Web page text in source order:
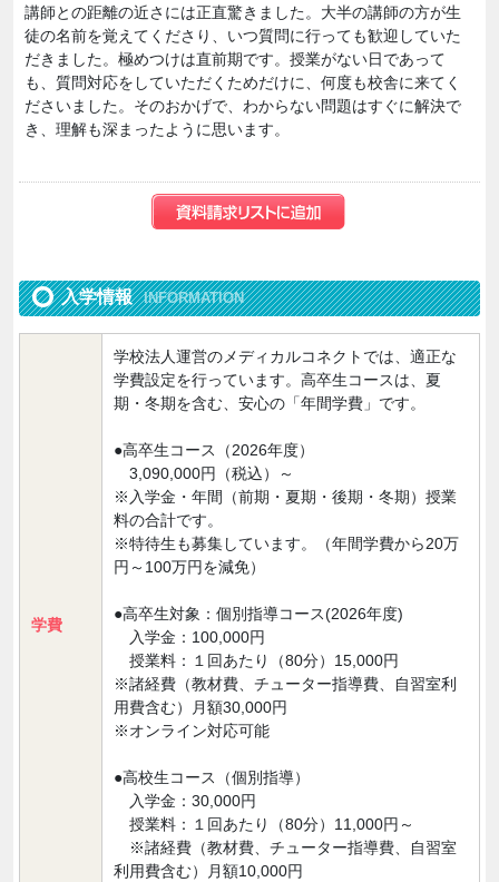
講師との距離の近さには正直驚きました。大半の講師の方が生
徒の名前を覚えてくださり、いつ質問に行っても歓迎していた
だきました。極めつけは直前期です。授業がない日であって
も、質問対応をしていただくためだけに、何度も校舎に来てく
ださいました。そのおかげで、わからない問題はすぐに解決で
き、理解も深まったように思います。
入学情報 INFORMATION
学費
学校法人運営のメディカルコネクトでは、適正な
学費設定を行っています。高卒生コースは、夏
期・冬期を含む、安心の「年間学費」です。
●高卒生コース（2026年度）
3,090,000円（税込）～
※入学金・年間（前期・夏期・後期・冬期）授業
料の合計です。
※特待生も募集しています。（年間学費から20万
円～100万円を減免）
●高卒生対象：個別指導コース(2026年度)
入学金：100,000円
授業料：１回あたり（80分）15,000円
※諸経費（教材費、チューター指導費、自習室利
用費含む）月額30,000円
※オンライン対応可能
●高校生コース（個別指導）
入学金：30,000円
授業料：１回あたり（80分）11,000円～
※諸経費（教材費、チューター指導費、自習室
利用費含む）月額10,000円